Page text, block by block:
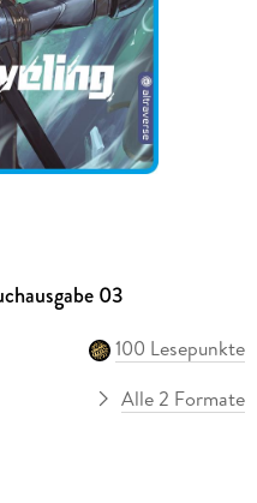
03
100 Lesepunkte
Alle 2 Formate